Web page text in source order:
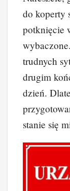
do koperty
potknięcie
trudnych
drugim
dzień.
stanie się